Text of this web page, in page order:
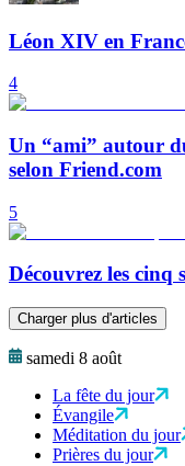
Léon XIV en
4
Un “ami” autour
selon Friend.com
5
Découvrez les cinq
Charger plus d'articles
samedi 8 août
La fête du jour
Évangile
Méditation du jour
Prières du jour